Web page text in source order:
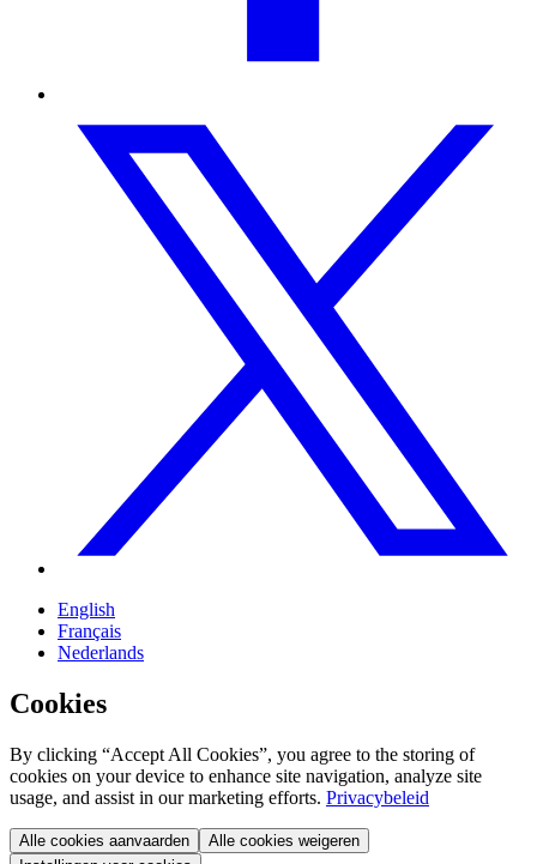
English
Français
Nederlands
Cookies
By clicking “Accept All Cookies”, you agree to the storing of
cookies on your device to enhance site navigation, analyze site
usage, and assist in our marketing efforts. Privacybeleid
Alle cookies aanvaarden
Alle cookies weigeren